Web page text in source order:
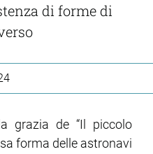
di forme di
grazia de “Il piccolo
forma delle astronavi